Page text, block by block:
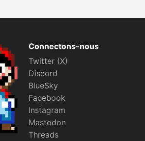
Connectons-nous
Twitter (X)
Discord
BlueSky
Facebook
Instagram
Mastodon
Threads